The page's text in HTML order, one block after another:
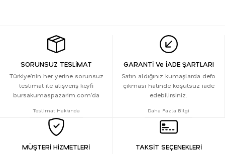
SORUNSUZ TESLİMAT
Türkiye’nin her yerine sorunsuz
teslimat ile alışveriş keyfi
bursakumaspazarim.com’da
Teslimat Hakkında
GARANTİ Ve İADE ŞARTLARI
Satın aldığınız kumaşlarda defo
çıkması halinde koşulsuz iade
edebilirsiniz.
Daha Fazla Bilgi
MÜŞTERİ HİZMETLERİ TAKSİT SEÇENEKLERİ